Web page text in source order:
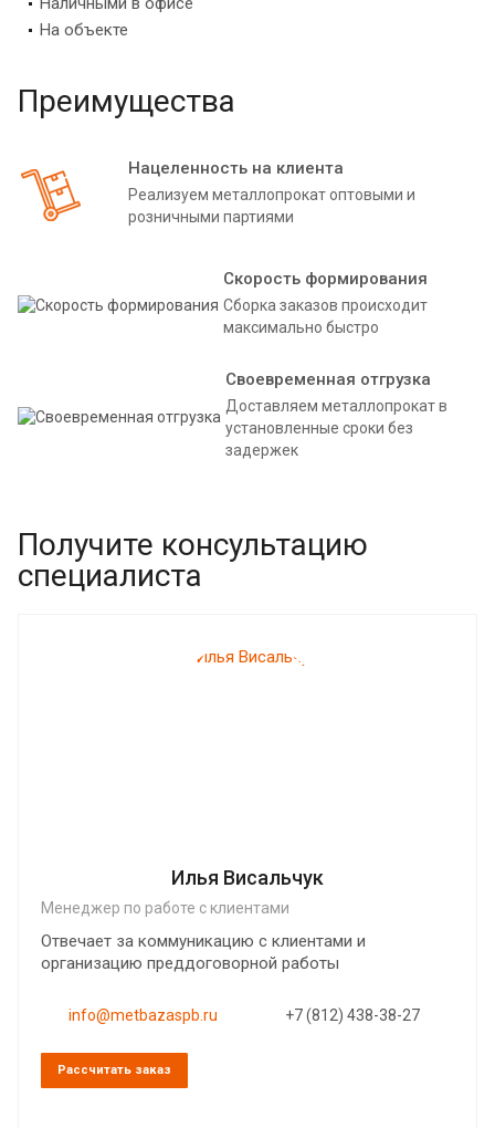
На объекте
Преимущества
Нацеленность на клиента
Реализуем металлопрокат оптовыми и
розничными партиями
Скорость формирования
Сборка заказов происходит
максимально быстро
Своевременная отгрузка
Доставляем металлопрокат в
установленные сроки без
задержек
Получите консультацию
специалиста
Илья Висальчук
Менеджер по работе с клиентами
Отвечает за коммуникацию с клиентами и
организацию преддоговорной работы
info@metbazaspb.ru +7 (812) 438-38-27
Рассчитать заказ